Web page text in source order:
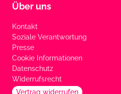
Über uns
Kontakt
Soziale Verantwortung
Presse
Cookie Informationen
Datenschutz
Widerrufsrecht
Vertrag widerrufen